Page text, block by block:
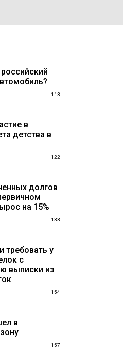
113
в
детства в
122
долгов
на 15%
133
требовать у
с
выписки из
154
в
157